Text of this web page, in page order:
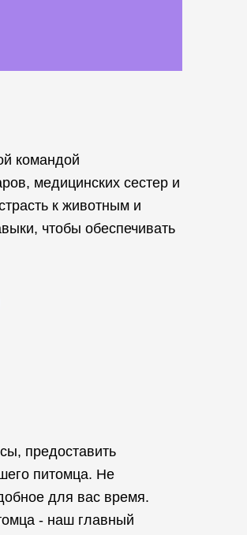
командой
медицинских сестер и
к животным и
чтобы обеспечивать
предоставить
питомца. Не
для вас время.
- наш главный